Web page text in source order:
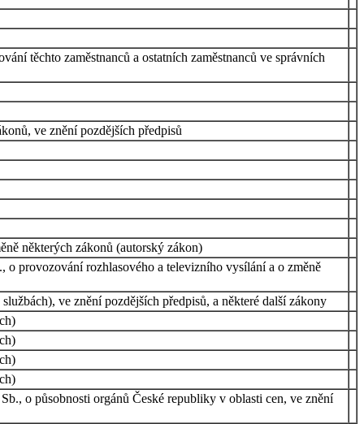
těchto zaměstnanců a ostatních zaměstnanců ve správních
ve znění pozdějších předpisů
některých zákonů (autorský zákon)
o provozování rozhlasového a televizního vysílání a o změně
ve znění pozdějších předpisů, a některé další zákony
o působnosti orgánů České republiky v oblasti cen, ve znění